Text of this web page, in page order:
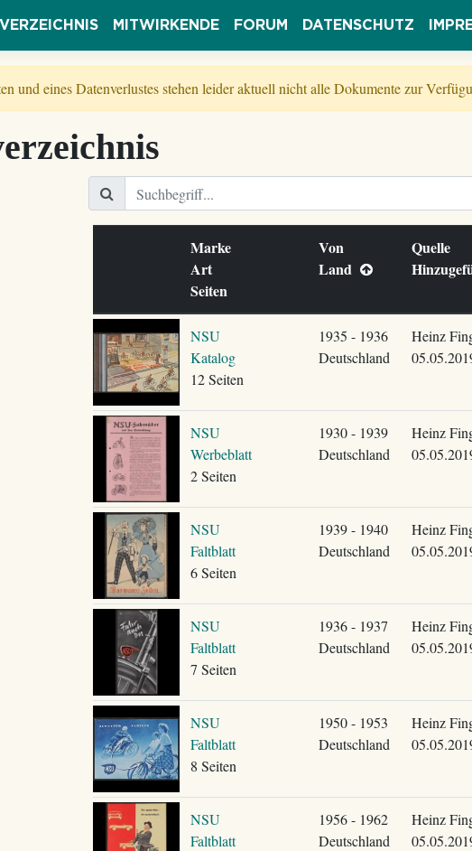
MITWIRKENDE FORUM DATENSCHUTZ
und eines Datenverlustes stehen leider aktuell nicht alle Dokumente zur
Marke
Art
Seiten
Von
Land
Quelle
NSU
Katalog
12 Seiten
1935 - 1936
Deutschland
Heinz
NSU
Werbeblatt
2 Seiten
1930 - 1939
Deutschland
Heinz
NSU
Faltblatt
6 Seiten
1939 - 1940
Deutschland
Heinz
NSU
Faltblatt
7 Seiten
1936 - 1937
Deutschland
Heinz
NSU
Faltblatt
8 Seiten
1950 - 1953
Deutschland
Heinz
NSU
Faltblatt
1956 - 1962
Deutschland
Heinz